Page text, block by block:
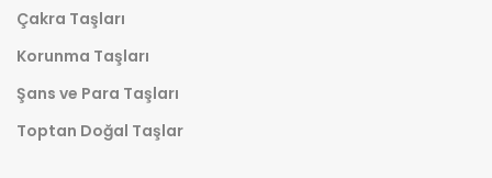
Çakra Taşları
Korunma Taşları
Şans ve Para Taşları
Toptan Doğal Taşlar